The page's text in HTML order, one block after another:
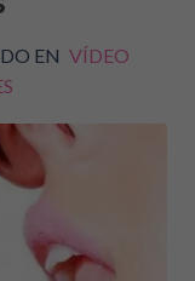
EN VÍDEO